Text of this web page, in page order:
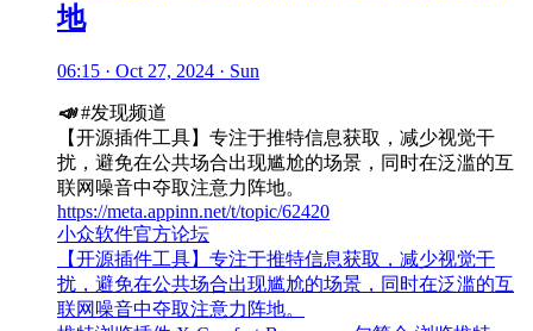
地
06:15 · Oct 27, 2024 · Sun
📣#发现频道
【开源插件工具】专注于推特信息获取，减少视觉干
扰，避免在公共场合出现尴尬的场景，同时在泛滥的互
联网噪音中夺取注意力阵地。
https://meta.appinn.net/t/topic/62420
小众软件官方论坛
【开源插件工具】专注于推特信息获取，减少视觉干
扰，避免在公共场合出现尴尬的场景，同时在泛滥的互
联网噪音中夺取注意力阵地。